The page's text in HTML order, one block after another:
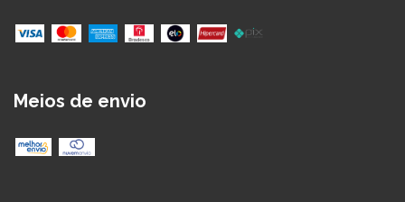
Meios de envio